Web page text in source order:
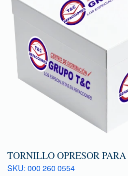
TORNILLO OPRESOR
SKU: 000 260 0554